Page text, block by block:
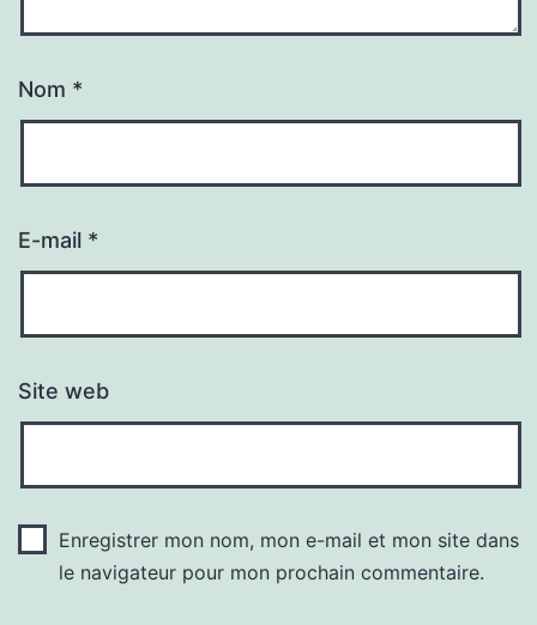
Nom *
E-mail *
Site web
Enregistrer mon nom, mon e-mail et mon site dans
le navigateur pour mon prochain commentaire.